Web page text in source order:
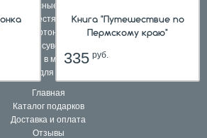
hitКнига "Путешествие по
Пермскому краю"
335руб.
Комплексные подарки
в жестяной упаковке
в картонной упаковке
сувениры и игры
Подарки в мешочках
Подарки для взрослых
Главная
Каталог подарков
Доставка и оплата
Отзывы